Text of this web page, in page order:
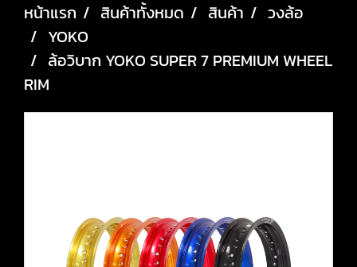
หน้าแรก สินค้าทั้งหมด สินค้า
วงล้อ
YOKO
ล้อวิบาก YOKO SUPER 7 PREMIUM WHEEL
RIM